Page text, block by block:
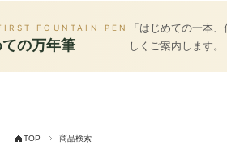
FOUNTAIN PEN
の万年筆
「はじめての一本
しくご案内します。
TOP 商品検索